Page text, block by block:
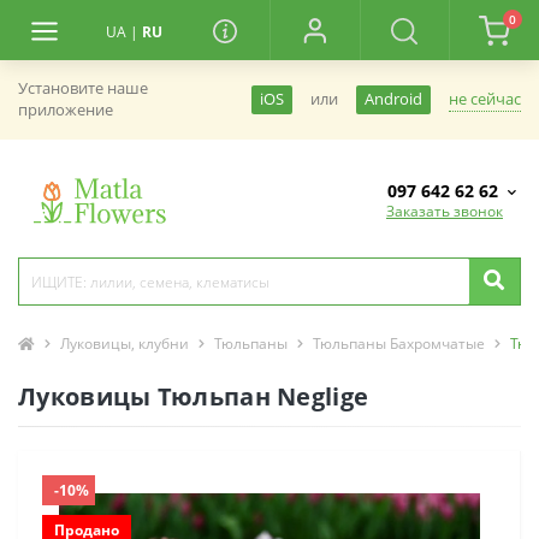
UA | RU
0
Установите наше
приложение
iOS или Android не сейчас
097 642 62 62
Заказать звонок
Луковицы, клубни Тюльпаны Тюльпаны Бахромчатые
Луковицы Тюльпан Neglige
-10%
Продано